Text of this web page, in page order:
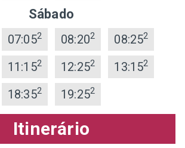
Sábado
07:052 08:202 08:252
11:152 12:252 13:152
18:352 19:252
Itinerário